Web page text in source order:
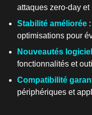
attaques zero-day
Stabilité améliorée
optimisations pour
Nouveautés
fonctionnalités et
Compatibilité
périphériques et